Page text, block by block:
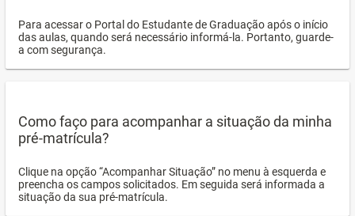
Para acessar o Portal do Estudante de Graduação após o início
das aulas, quando será necessário informá-la. Portanto, guarde-
a com segurança.
Como faço para acompanhar a situação da minha
pré-matrícula?
Clique na opção “Acompanhar Situação” no menu à esquerda e
preencha os campos solicitados. Em seguida será informada a
situação da sua pré-matrícula.